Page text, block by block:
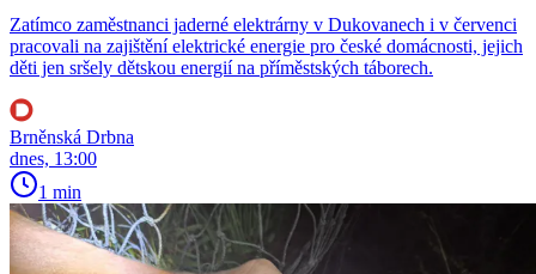
Zatímco zaměstnanci jaderné elektrárny v Dukovanech i v červenci
pracovali na zajištění elektrické energie pro české domácnosti, jejich
děti jen sršely dětskou energií na příměstských táborech.
Brněnská Drbna
dnes, 13:00
1 min